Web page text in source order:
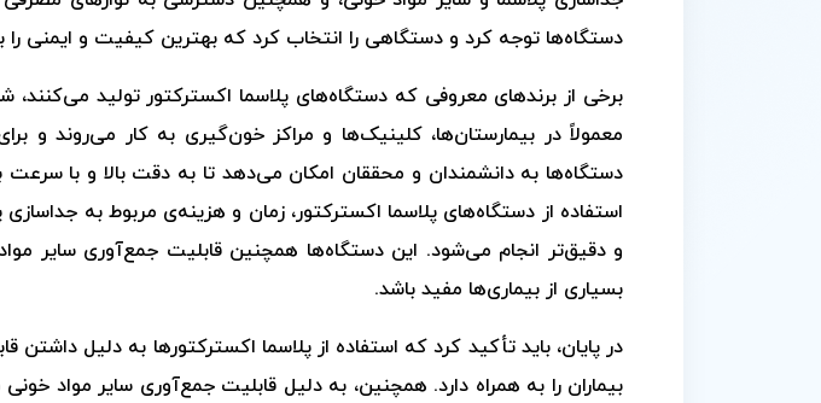
دستگاه‌ها توجه کرد و دستگاهی را انتخاب کرد که بهترین کیفیت و ایمنی را
معمولاً در بیمارستان‌ها، کلینیک‌ها و مراکز خون‌گیری به کار می‌روند و
دستگاه‌ها به دانشمندان و محققان امکان می‌دهد تا به دقت بالا و با سرعت
استفاده از دستگاه‌های پلاسما اکسترکتور، زمان و هزینه‌ی مربوط به
و دقیق‌تر انجام می‌شود. این دستگاه‌ها همچنین قابلیت جمع‌آوری سایر
بسیاری از بیماری‌ها مفید باشد.
در پایان، باید تأکید کرد که استفاده از پلاسما اکسترکتورها به دلیل
بیماران را به همراه دارد. همچنین، به دلیل قابلیت جمع‌آوری سایر مواد